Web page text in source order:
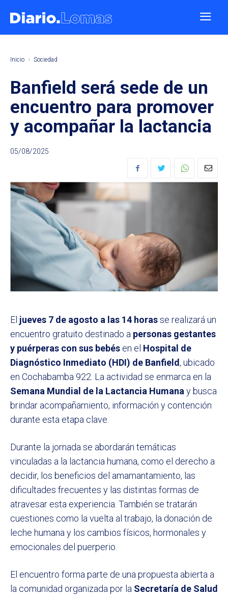
Inicio Sociedad
Banfield será sede de un
encuentro para promover
y acompañar la lactancia
05/08/2025
El jueves 7 de agosto a las 14 horasse realizará un
encuentro gratuito destinado a personas gestantes
y puérperas con sus bebés en el Hospital de
Diagnóstico Inmediato (HDI) de Banfield, ubicado
en Cochabamba 922. La actividad se enmarca en la
Semana Mundial de la Lactancia Humanay busca
brindar acompañamiento, información y contención
durante esta etapa clave.
Durante la jornada se abordarán temáticas
vinculadas a la lactancia humana, como el derecho a
decidir, los beneficios del amamantamiento, las
dificultades frecuentes y las distintas formas de
atravesar esta experiencia. También se tratarán
cuestiones como la vuelta al trabajo, la donación de
leche humana y los cambios físicos, hormonales y
emocionales del puerperio.
El encuentro forma parte de una propuesta abierta a
la comunidad organizada por la Secretaría de Salud